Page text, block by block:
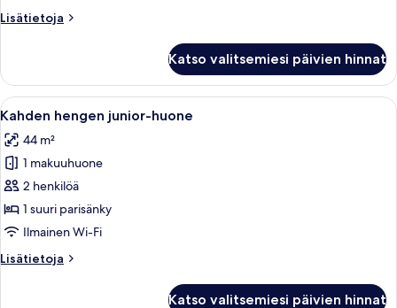
kuvat
Lisätietoja
Lisätietoja
junior-
huone
yhdelle
Katso valitsemiesi päivien hinnat
Avaa
kaikki
huonetyypin
Kahden
hengen
junior-
huone
Ylelliset vuodevaatteet, minibaari,
5
Kahden hengen junior-huone
44 m²
1 makuuhuone
2 henkilöä
1 suuri parisänky
Ilmainen Wi-Fi
Lisätietoja
Lisätietoja
Katso valitsemiesi päivien hinnat